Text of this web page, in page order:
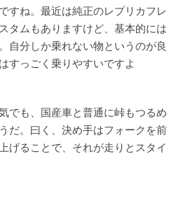
すね。最近は純正のレプリカフレ
タムもありますけど、基本的には
自分しか乗れない物というのが良
すっごく乗りやすいですよ
でも、国産車と普通に峠もつるめ
だ。曰く、決め手はフォークを前
げることで、それが走りとスタイ